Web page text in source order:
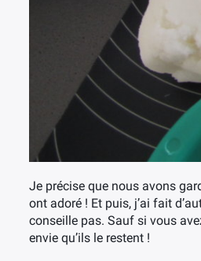
Je précise que nous avons
ont adoré ! Et puis, j’ai fait
conseille pas. Sauf si vous
envie qu’ils le restent !